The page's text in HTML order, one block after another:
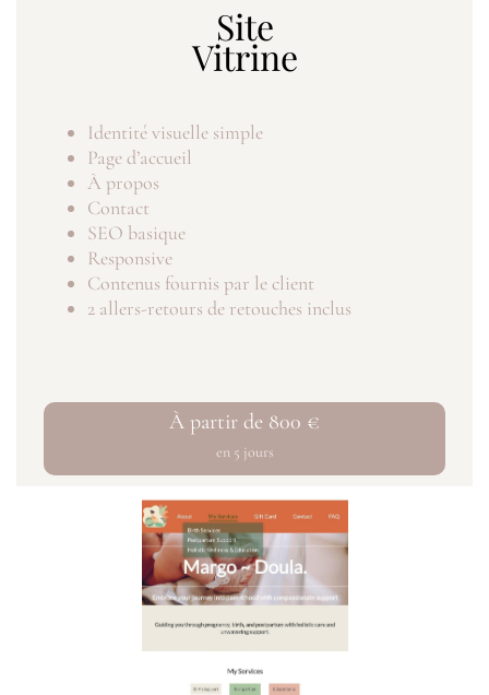
Site
Vitrine
Identité visuelle simple
Page d’accueil
À propos
Contact
SEO basique
Responsive
Contenus fournis par le client
2 allers-retours de retouches inclus
À partir de 800 €
en 5 jours